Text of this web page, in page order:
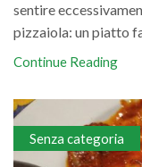
sentire
pizzaiola: un piatto
Continue Reading
Senza categoria